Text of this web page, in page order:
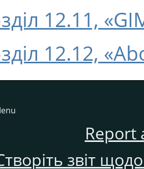
12.11,
12.12,
Report
звіт